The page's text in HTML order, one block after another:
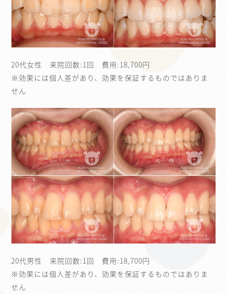
20代女性 来院回数:1回 費用:18,700円
※効果には個人差があり、効果を保証するものではありま
せん
20代男性 来院回数:1回 費用:18,700円
※効果には個人差があり、効果を保証するものではありま
せん